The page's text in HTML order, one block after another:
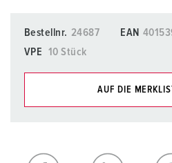
Bestellnr. 24687 EAN
VPE
10 Stück
AUF DIE
Meine Liste (0)